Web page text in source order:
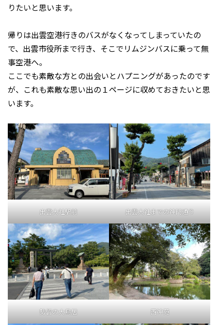
りたいと思います。
帰りは出雲空港行きのバスがなくなってしまっていたの
で、出雲市役所まで行き、そこでリムジンバスに乗って無
事空港へ。
ここでも素敵な方との出会いとハプニングがあったのです
が、これも素敵な思い出の１ページに収めておきたいと思
います。
出雲大社駅前 出雲大社までの神門通り
勢留の大鳥居 西神苑